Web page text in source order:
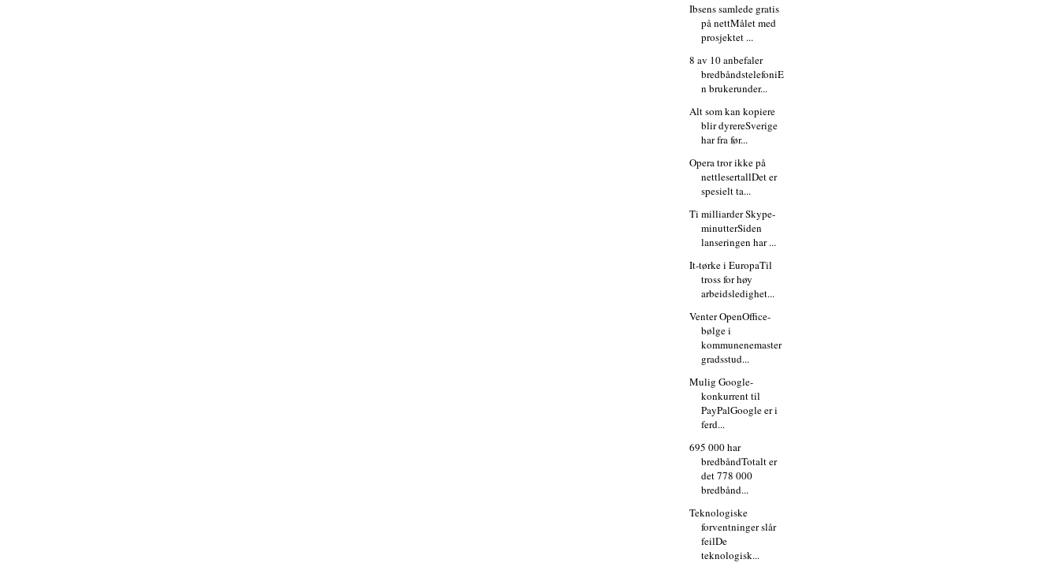
Ibsens samlede gratis
på nettMålet med
prosjektet ...
8 av 10 anbefaler
bredbåndstelefoniE
n brukerunder...
Alt som kan kopiere
blir dyrereSverige
har fra før...
Opera tror ikke på
nettlesertallDet er
spesielt ta...
Ti milliarder Skype-
minutterSiden
lanseringen har ...
It-tørke i EuropaTil
tross for høy
arbeidsledighet...
Venter OpenOffice-
bølge i
kommunenemaster
gradsstud...
Mulig Google-
konkurrent til
PayPalGoogle er i
ferd...
695 000 har
bredbåndTotalt er
det 778 000
bredbånd...
Teknologiske
forventninger slår
feilDe
teknologisk...